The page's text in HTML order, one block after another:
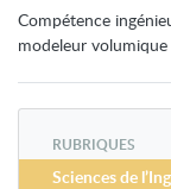
Compétence
modeleur volumique
RUBRIQUES
Sciences de